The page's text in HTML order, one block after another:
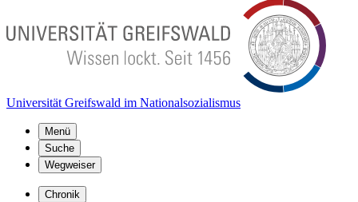
Universität Greifswald im Nationalsozialismus
Menü
Suche
Wegweiser
Chronik